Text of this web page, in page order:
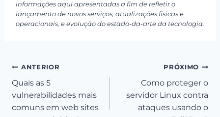
informações aqui apresentadas a fim de refletir o
lançamento de novos serviços, atualizações físicas e
operacionais, e evolução do estado-da-arte da tecnologia.
Navegação
de
Post
ANTERIOR
Quais as 5
vulnerabilidades mais
comuns em web sites
PRÓXIMO
Como proteger o
servidor Linux contra
ataques usando o